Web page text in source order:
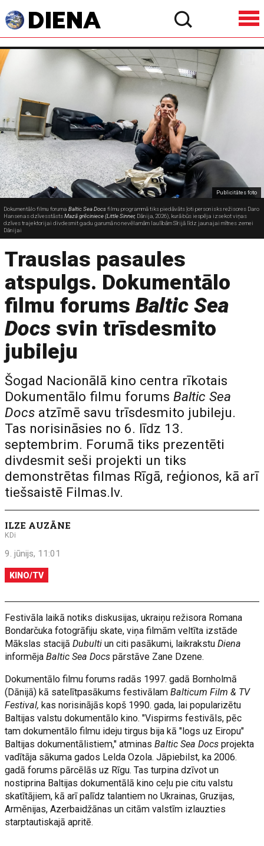
Publicitātes foto
Dokumentālo filmu foruma Baltic Sea Docsfilmu programmā tiks piedāvāts ļoti personisks režisores Daro
Hansenas dzīvesstāstsMazā grēciniece (Little Sinner,Dānija, 2026), kurā būs iespēja izsekot viņas
dzīves trajektorijai divdesmit gadu garumā no nevēlamām laulībām Sīrijā līdz jaunajai mītnes zemei
Dānijai
Trauslas pasaules
atspulgs. Dokumentālo
filmu forumsBaltic Sea
Docs svin trīsdesmito
jubileju
Šogad Nacionālā kino centra rīkotais
Dokumentālo filmu forumsBaltic Sea
Docs atzīmē savu trīsdesmito jubileju.
Tas norisināsies no 6. līdz 13.
septembrim. Forumā tiks prezentēti
divdesmit seši projekti un tiks
demonstrētas filmas Rīgā, reģionos, kā arī
tiešsaistē Filmas.lv.
ILZE AUZĀNE
KDi
9. jūnijs, 11:01
KINO/TV
Festivāla laikā notiks diskusijas, ukraiņu režisora Romana
Bondarčuka fotogrāfiju skate, viņa filmām veltīta izstāde
Mākslas stacijāDubultiun citi pasākumi, laikrakstuDiena
informēja Baltic Sea Docspārstāve Zane Dzene.
Dokumentālo filmu forums radās 1997. gadā Bornholmā
(Dānijā) kā satelītpasākums festivālamBalticum Film & TV
Festival, kas norisinājās kopš 1990. gada, lai popularizētu
Baltijas valstu dokumentālo kino. "Vispirms festivāls, pēc
tam dokumentālo filmu ideju tirgus bija kā "logs uz Eiropu"
Baltijas dokumentālistiem," atminasBaltic Sea Docs projekta
vadītāja sākuma gados Lelda Ozola. Jāpiebilst, ka 2006.
gadā forums pārcēlās uz Rīgu. Tas turpina dzīvot un
nostiprina Baltijas dokumentālā kino ceļu pie citu valstu
skatītājiem, kā arī palīdz talantiem no Ukrainas, Gruzijas,
Armēnijas, Azerbaidžānas un citām valstīm izlauzties
starptautiskajā apritē.